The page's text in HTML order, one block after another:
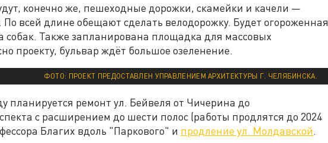
конечно же, пешеходные дорожки, скамейки и качели —
По всей длине обещают сделать велодорожку. Будет огороженная
собак. Также запланирована площадка для массовых
проекту, бульвар ждёт большое озеленение.
ФОТО: ПРОЕКТ ПРЕДОСТАВЛЕН УПРАВЛЕНИЕМ АРХИТЕКТУРЫ Г. ЧЕЛЯБИНСКА.
планируется ремонт ул. Бейвеля от Чичерина до
с расширением до шести полос (работы продлятся до 2024
Благих вдоль "Паркового" и продление ул. Молдавской.